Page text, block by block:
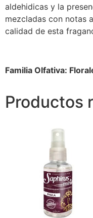
aldehidicas y la
mezcladas con notas
calidad de esta
Familia Olfativa:
Productos